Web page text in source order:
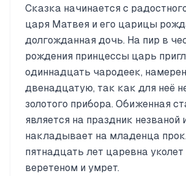
Сказка начинается с
царя Матвея и его царицы
долгожданная дочь. На пир в
рождения принцессы царь
одиннадцать чародеек,
двенадцатую, так как для неё
золотого прибора. Обиженная
является на праздник незваной
накладывает на младенца
пятнадцать лет царевна уколет
веретеном и умрет.